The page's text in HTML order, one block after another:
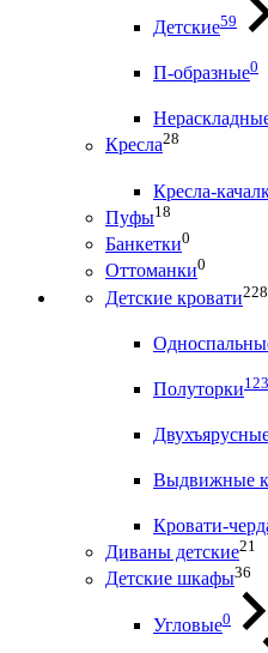
Детские59
П-образные0
Кресла28
Кресла-
Пуфы18
Банкетки0
Оттоманки0
Детские кровати228
Полуторки123
Выдвижные
Кровати-
Диваны детские21
Детские шкафы36
Угловые0